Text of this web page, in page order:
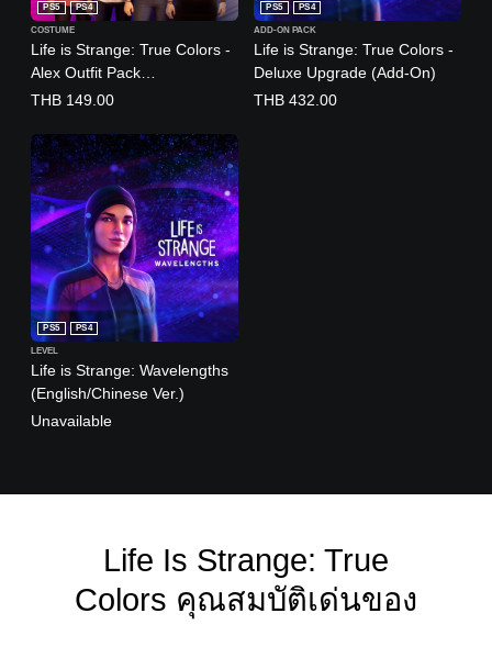
Life is Strange: True Colors -
Alex Outfit Pack
(English/Chinese Ver.)
PS5 PS4
COSTUME
THB 149.00
Life is Strange: True Colors -
Deluxe Upgrade (Add-On)
PS5 PS4
ADD-ON PACK
THB 432.00
Life is Strange: Wavelengths
(English/Chinese Ver.)
PS5 PS4
LEVEL
Unavailable
Life Is Strange: True
Colors คุณสมบัติเด่นของ